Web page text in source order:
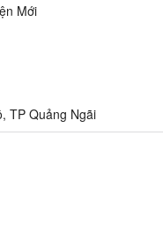
Mới
TP Quảng Ngãi